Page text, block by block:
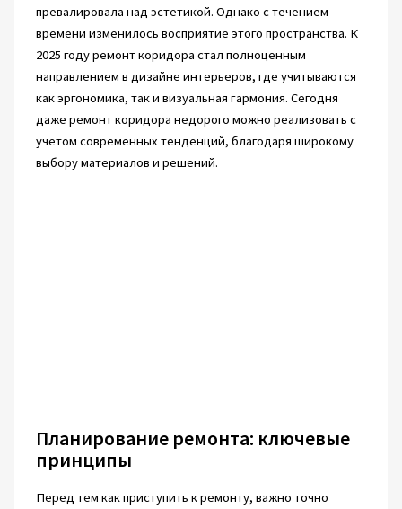
превалировала над эстетикой. Однако с течением
времени изменилось восприятие этого пространства. К
2025 году ремонт коридора стал полноценным
направлением в дизайне интерьеров, где учитываются
как эргономика, так и визуальная гармония. Сегодня
даже ремонт коридора недорого можно реализовать с
учетом современных тенденций, благодаря широкому
выбору материалов и решений.
Планирование ремонта: ключевые
принципы
Перед тем как приступить к ремонту, важно точно